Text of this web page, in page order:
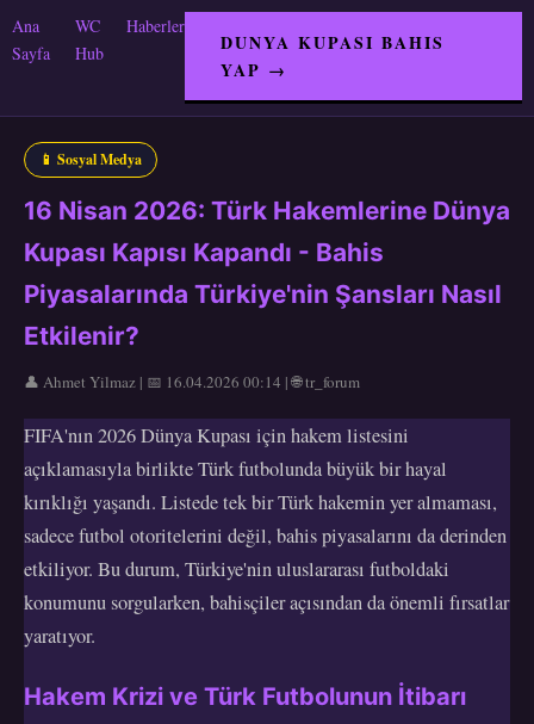
Ana
Sayfa
WC
Hub
Haberler
DUNYA KUPASI BAHIS
YAP →
📱 Sosyal Medya
16 Nisan 2026: Türk Hakemlerine Dünya
Kupası Kapısı Kapandı - Bahis
Piyasalarında Türkiye'nin Şansları Nasıl
Etkilenir?
👤 Ahmet Yilmaz | 📅 16.04.2026 00:14 | 🌐 tr_forum
FIFA'nın 2026 Dünya Kupası için hakem listesini
açıklamasıyla birlikte Türk futbolunda büyük bir hayal
kırıklığı yaşandı. Listede tek bir Türk hakemin yer almaması,
sadece futbol otoritelerini değil, bahis piyasalarını da derinden
etkiliyor. Bu durum, Türkiye'nin uluslararası futboldaki
konumunu sorgularken, bahisçiler açısından da önemli fırsatlar
yaratıyor.
Hakem Krizi ve Türk Futbolunun İtibarı